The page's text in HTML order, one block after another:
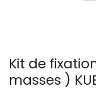
Kit de
masses )